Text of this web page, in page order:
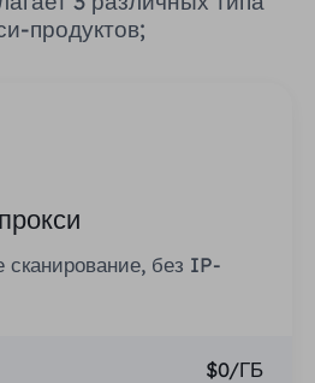
продуктов;
сканирование, без IP-
$0/ГБ